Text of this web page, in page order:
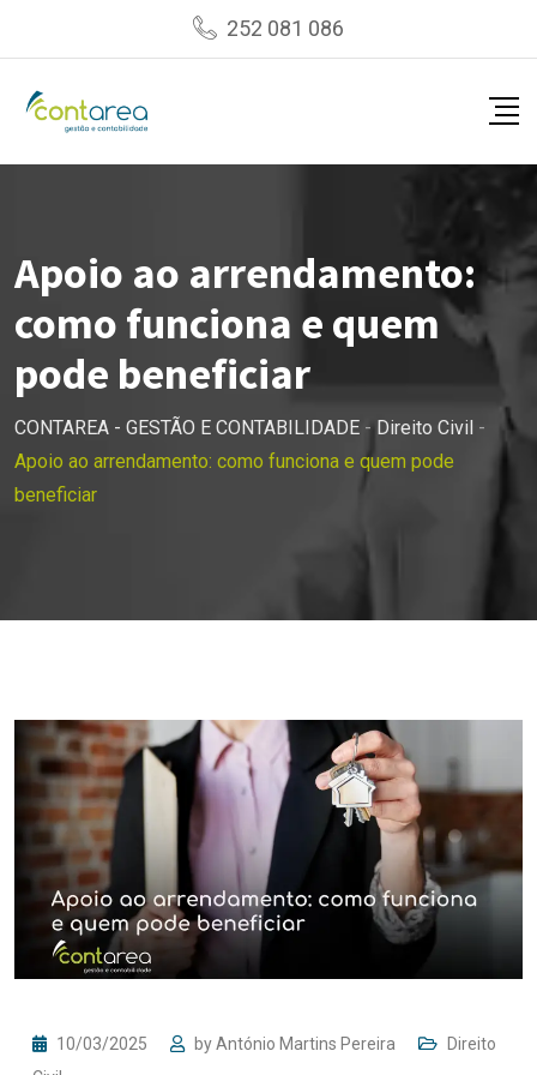
252 081 086
Apoio ao arrendamento:
como funciona e quem
pode beneficiar
CONTAREA - GESTÃO E CONTABILIDADE - Direito Civil -
Apoio ao arrendamento: como funciona e quem pode
beneficiar
10/03/2025 byAntónio Martins Pereira
Direito